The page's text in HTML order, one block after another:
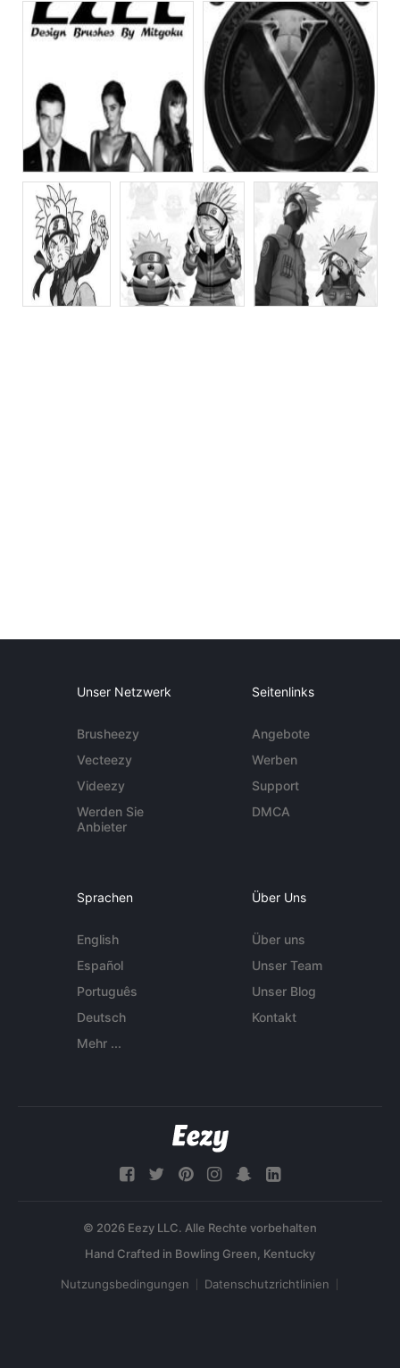
Unser Netzwerk
Brusheezy
Vecteezy
Videezy
Werden Sie
Anbieter
Seitenlinks
Angebote
Werben
Support
DMCA
Sprachen
English
Español
Português
Deutsch
Mehr ...
Über Uns
Über uns
Unser Team
Unser Blog
Kontakt
© 2026 Eezy LLC. Alle Rechte vorbehalten
Nutzungsbedingungen Datenschutzrichtlinien